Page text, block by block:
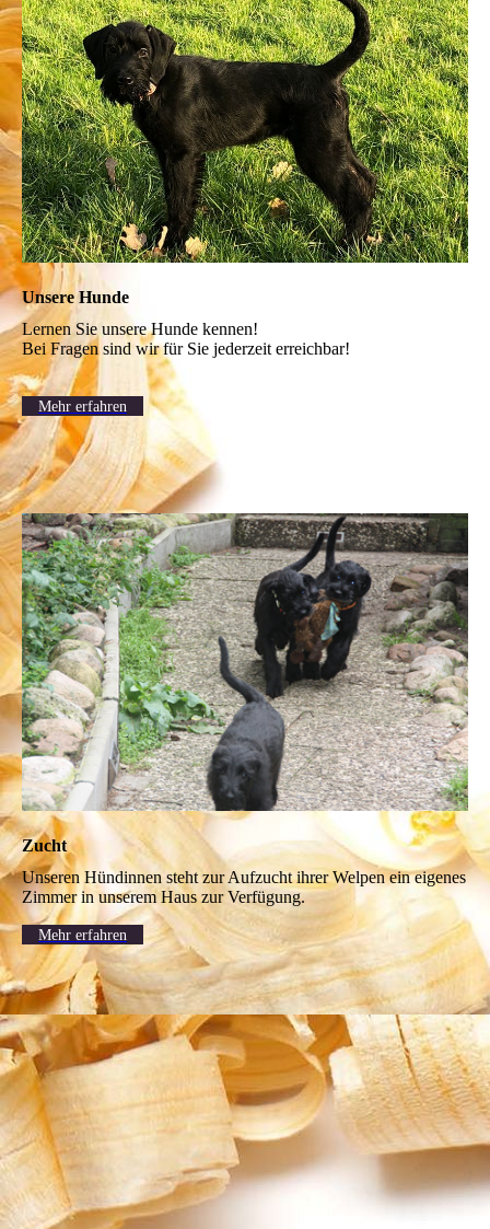
Unsere Hunde
Lernen Sie unsere Hunde kennen!
Bei Fragen sind wir für Sie jederzeit erreichbar!
Mehr erfahren
Zucht
Unseren Hündinnen steht zur Aufzucht ihrer Welpen ein eigenes
Zimmer in unserem Haus zur Verfügung.
Mehr erfahren